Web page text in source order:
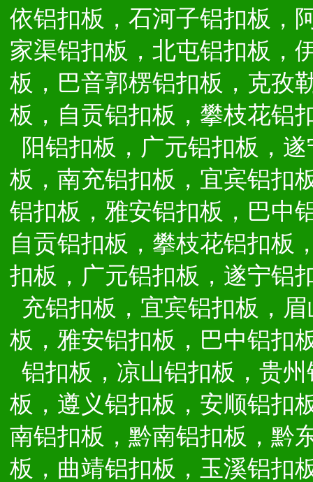
依铝扣板，石河子铝扣板，
家渠铝扣板，北屯铝扣板，
板，巴音郭楞铝扣板，克孜
板，自贡铝扣板，攀枝花铝
阳铝扣板，广元铝扣板，
板，南充铝扣板，宜宾铝扣
铝扣板，雅安铝扣板，巴中
自贡铝扣板，攀枝花铝扣板
扣板，广元铝扣板，遂宁铝
充铝扣板，宜宾铝扣板，
板，雅安铝扣板，巴中铝扣
铝扣板，凉山铝扣板，贵
板，遵义铝扣板，安顺铝扣
南铝扣板，黔南铝扣板，黔
板，曲靖铝扣板，玉溪铝扣